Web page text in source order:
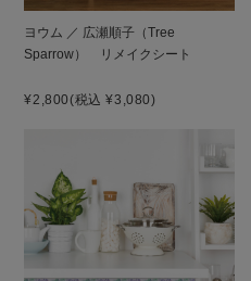
ヨウム ／ 広瀬順子（Tree
Sparrow） リメイクシート
¥2,800(税込 ¥3,080)